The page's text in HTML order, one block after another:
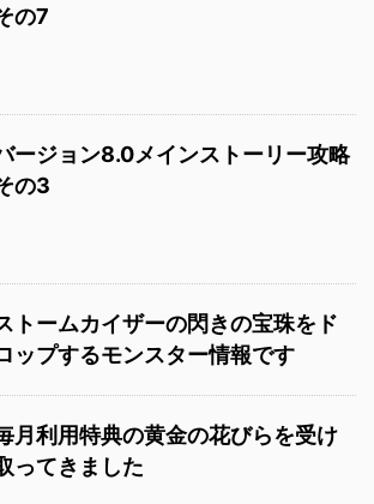
の7
ージョン8.0メインストーリー攻略
の3
トームカイザーの閃きの宝珠をド
ップするモンスター情報です
月利用特典の黄金の花びらを受け
ってきました